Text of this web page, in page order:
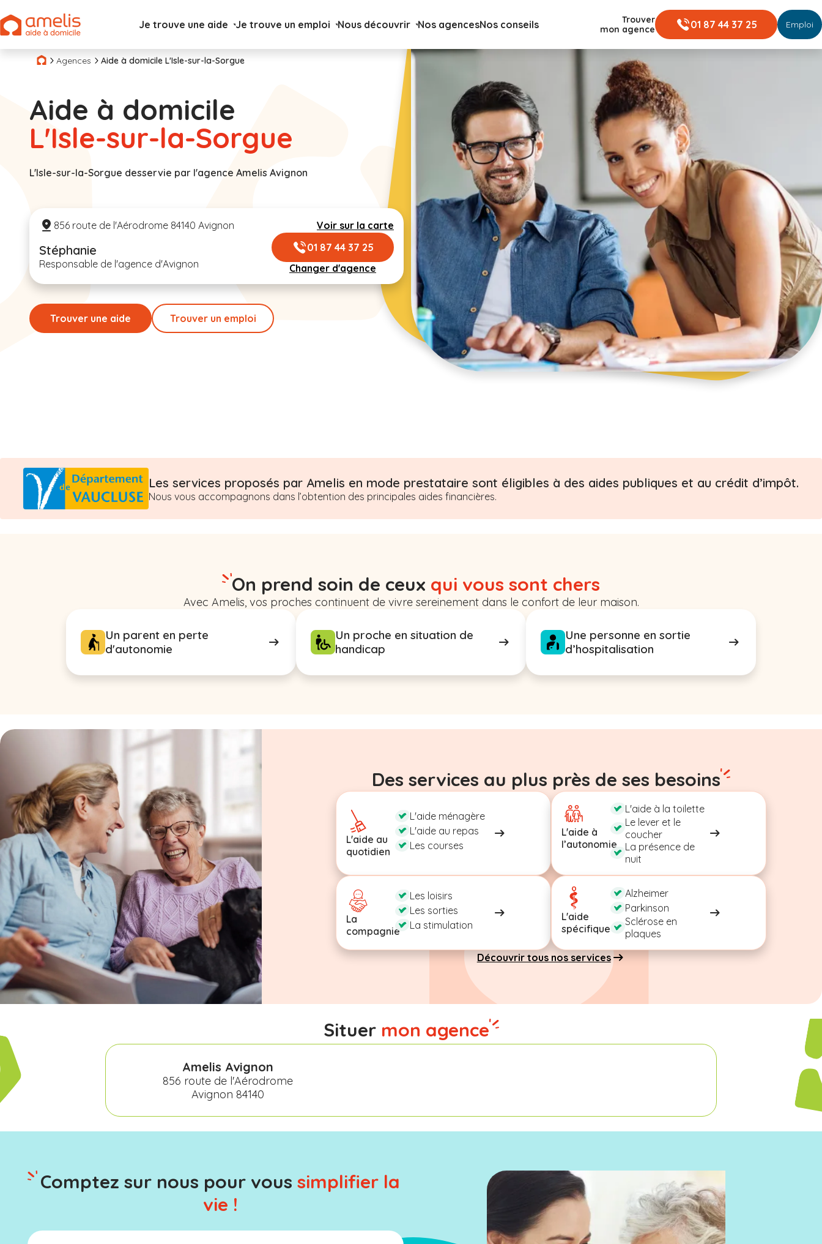
Je trouve une aide Je trouve un emploi Nous découvrir Nos agencesNos conseils
Trouver
mon agence
01 87 44 37 25 Emploi
Agences Aide à domicile L'Isle-sur-la-Sorgue
Aide à domicile
L'Isle-sur-la-Sorgue
L'Isle-sur-la-Sorgue desservie par l'agence Amelis Avignon
856 route de l'Aérodrome 84140 Avignon Voir sur la carte
Stéphanie
Responsable de l'agence d'Avignon
01 87 44 37 25
Changer d'agence
Trouver une aide Trouver un emploi
Les services proposés par Amelis en mode prestataire sont éligibles à des aides publiques et au crédit d’impôt.
Nous vous accompagnons dans l’obtention des principales aides financières.
On prend soin de ceux qui vous sont chers
Avec Amelis, vos proches continuent de vivre sereinement dans le confort de leur maison.
Un parent en perte
d'autonomie
Un proche en situation de
handicap
Une personne en sortie
d’hospitalisation
Des services au plus près de ses besoins
L'aide au
quotidien
L'aide ménagère
L'aide au repas
Les courses
L'aide à
l’autonomie
L'aide à la toilette
Le lever et le
coucher
La présence de
nuit
La
compagnie
Les loisirs
Les sorties
La stimulation
L'aide
spécifique
Alzheimer
Parkinson
Sclérose en
plaques
Découvrir tous nos services
Situer mon agence
Amelis Avignon
856 route de l'Aérodrome
Avignon 84140
Comptez sur nous pour voussimplifier la
vie !